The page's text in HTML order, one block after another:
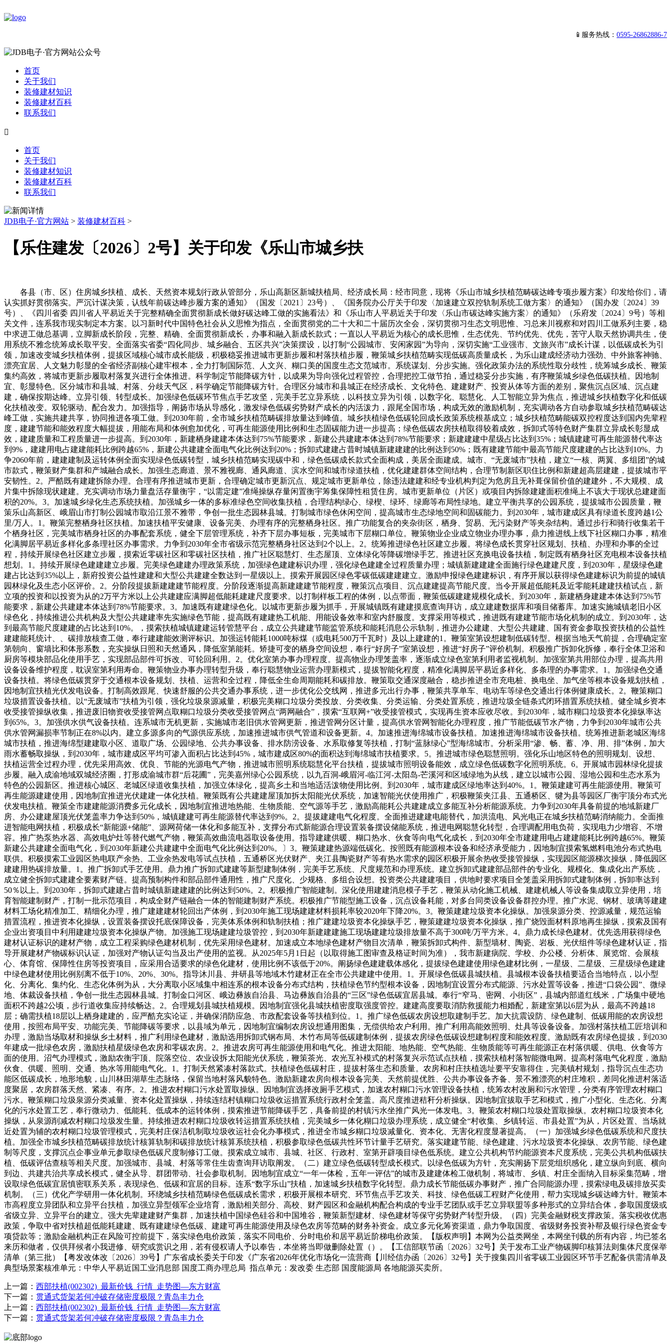
📱服务热线： 0595-26862886-7
首页
关于我们
装修建材知识
装修建材百科
联系我们

首页
关于我们
装修建材知识
装修建材百科
联系我们
JDB电子·官方网站 > 装修建材百科 >
【乐住建发〔2026〕2号】关于印发《乐山市城乡扶
各县（市、区）住房城乡扶植、成长、天然资本规划行政从管部分，乐山高新区新城扶植局、经济成长局：经市同意，现将《乐山市城乡扶植范畴碳达峰专项步履方案》印发给你们，请
认实抓好贯彻落实。严沉计谋决策，认线年前碳达峰步履方案的通知》（国发〔2021〕23号）、《国务院办公厅关于印发〈加速建立双控轨制系统工做方案〉的通知》（国办发〔2024〕39
号）、《四川省委 四川省人平易近关于完整精确全面贯彻新成长做好碳达峰工做的实施看法》和《乐山市人平易近关于印发〈乐山市碳达峰实施方案〉的通知》（乐府发〔2024〕9号）等相
关文件，连系我市现实制定本方案。以习新时代中国特色社会从义思惟为指点，全面贯彻党的二十大和二十届历次全会，深切贯彻习生态文明思惟、习总来川视察和对四川工做系列主要，稳
中求进工做总基调，立脚新成长阶段，完整、精确、全面贯彻新成长，办事和融入新成长款式；一直以人平易近为核心的成长思惟，生态优先、节约优先、优先，苦守人取天然协调共生，使
用系统不雅念统筹成长取平安。全面落实省委“四化同步、城乡融合、五区共兴”决策摆设，以打制“公园城市、安闲家园”为导向，深切实施“工业强市、文旅兴市”成长计谋，以低碳成长为引
领，加速改变城乡扶植体例，提拔区域核心城市成长能级，积极稳妥推进城市更新步履和村落扶植步履，鞭策城乡扶植范畴实现低碳高质量成长，为乐山建成经济动力强劲、中外旅客神驰、
漂亮宜居、人文魅力彰显的全省经济副核心建牢根本，全力打制国际范、人文兴、糊口美的国度生态文范城市。系统谋划、分步实施。强化政策办法的系统性取分歧性，统筹城乡成长、鞭策
集约高效，将城市更新步履取村落复兴进行全体推进。科学制定节能降碳方针，以成果为导向强化过程管控，合理把控工做节拍，通过稳妥分步实施，有序鞭策城乡绿色低碳扶植。因地制
宜、彰显特色。区分城市和县城、村落、分歧天气区，科学确定节能降碳方针。合理区分城市和县城正在经济成长、文化特色、建建财产、投资从体等方面的差别，聚焦沉点区域、沉点建
建，确保按期达峰。立异引领、转型成长。加强绿色低碳环节焦点手艺攻坚，完美手艺立异系统，以科技立异为引领，以数字化、聪慧化、人工智能立异为焦点，推进城乡扶植数字化和低碳
化扶植改变。双轮驱动、配合发力。加强指导，阐扬市场从导感化，激发绿色低碳劣势财产成长的内活泼力，跟尾全国市场，构成无效的激励机制，充实调动各方自动参取城乡扶植范畴碳达
峰工做，实施共建共享，协同推进各项工做。到2030年前，全市城乡扶植范畴碳排放量达到峰值。城乡扶植绿色低碳轮回成长政策系统根基成立；城乡扶植范畴能碳双控程度达到国内先辈程
度，建建节能和能效程度大幅提拔，用能布局和体例愈加优化，可再生能源使用比例和生态固碳能力进一步提高；绿色低碳农房扶植取得较着成效，拆卸式等特色财产集群立异成长彰显成
效，建建质量和工程质量进一步提高。到2030年，新建栖身建建本体达到75%节能要求，新建公共建建本体达到78%节能要求；新建建建中星级占比达到35%；城镇建建可再生能源替代率达
到9%，建建用电占建建能耗比例跨越65%，新建公共建建全面电气化比例达到20%；拆卸式建建占昔时城镇新建建建的比例达到50%；既有建建节能中最高节能尺度建建的占比达到10%。力
争2060年前，建建建制及运转体例全面实现绿色低碳转型，城乡扶植范畴实现碳中和，绿色低碳成长款式全面构成，美居全面建成。城市、“无废城市”扶植，建立“一核、两翼、多组团”的城
市款式，鞭策财产集群和产城融合成长。加强生态廊道、景不雅视廊、通风廊道、滨水空间和城市绿道扶植，优化建建群体空间结构，合理节制新区职住比例和新建超高层建建，提拔城市平
安韧性。2。严酷既有建建拆除办理。合理有序推进城市更新，合理确定城市更新沉点、规定城市更新单位，除违法建建和经专业机构判定为危房且无补葺保留价值的建建外，不大规模、成
片集中拆除现状建建。充实调动市场力量盘活存量衡宇，“以需定建”准绳操纵存量闲置衡宇筹集保障性租赁住房。城市更新单位（片区）或项目内拆除建建面积准绳上不该大于现状总建建面
积的20%。3。加速城乡绿化生态系统扶植。加强城乡一体的多标准绿色空间收集扶植，合理结构绿心、绿楔、绿环、绿廊等布局性绿地。建立平衡共享的公园系统，提拔城市公园质量，鞭
策乐山高新区、峨眉山市打制公园城市取沿江景不雅带，争创一批生态园林县城。打制城市绿色休闲空间，提高城市生态绿地空间和固碳能力。到2030年，城市建成区具有绿道长度跨越1公
里/万人。1。鞭策完整栖身社区扶植。加速扶植平安健康、设备完美、办理有序的完整栖身社区。推广功能复合的夹杂街区，栖身、贸易、无污染财产等夹杂结构。通过步行和骑行收集若干
个栖身社区，完美城市栖身社区的办事配套系统，健全下层管理系统，补齐下层办事短板，完美城市下层糊口单位。鞭策物业企业成立物业办理办事，鼎力推进线上线下社区糊口办事，精准
化满脚居平易近多样化多条理社区办事需求。力争到2030年全市省级示范完整栖身社区达到2个以上。2。统筹推进绿色社区建立步履。将绿色成长贯穿社区规划、扶植、办理和办事的全过
程，持续开展绿色社区建立步履，摸索近零碳社区和零碳社区扶植，推广社区聪慧灯、生态屋顶、立体绿化等降碳增绿手艺。推进社区充换电设备扶植，制定既有栖身社区充电根本设备扶植
想划。1。持续开展绿色建建建立步履。完美绿色建建办理政策系统，加强绿色建建标识办理，强化绿色建建全过程质量办理；城镇新建建建全面施行绿色建建尺度，到2030年，星级绿色建
建占比达到35%以上，新府投资公益性建建和大型公共建建全数达到一星级以上。摸索开展园区绿色零碳低碳建建建立。激励申报绿色建建标识，有序开展以获得绿色建建标识为前提的城镇
园林绿化及生态小区评价。2。分阶段提拔新建建建节能程度。分阶段逐渐提高新建建建节能程度，鞭策沉点项目、沉点建建提高节能尺度。当令开展超低能耗及近零能耗建建扶植试点，新
立项的投资和以投资为从的2万平方米以上公共建建应满脚超低能耗建建尺度要求。以打制样板工程的体例，以点带面，鞭策低碳建建规模化成长。到2030年，新建栖身建建本体达到75%节
能要求，新建公共建建本体达到78%节能要求。3。加速既有建建绿色化。以城市更新步履为抓手，开展城镇既有建建摸底查询拜访，成立建建数据库和项目储蓄库。加速实施城镇老旧小区
绿色化，持续推进公共机构及大型公共建建率先实施绿色节能，提高既有建建热工机能、用能设备效率和室内舒服度。支撑采用等模式，推进既有建建节能市场化机制的成立。到2030年，达
到最高节能尺度建建的占比达到10%。，摸索扶植城镇建建运转管慧平台，成立公共建建节能监管系统和能耗消息公示轨制，推进办公建建、大型公共建建、国有资金参取投资扶植的公益性
建建能耗统计、、碳排放核查工做，奉行建建能效测评标识。加强运转能耗1000吨标煤（或电耗500万千瓦时）及以上建建的1。鞭策室第设想建制低碳转型。根据当地天气前提，合理确定室
第朝向、窗墙比和体形系数，充实操纵日照和天然通风，降低室第能耗。矫捷可变的栖身空间设想，奉行“好房子”室第设想，推进“好房子”评价机制。积极推广拆卸化拆修，奉行全体卫浴和
厨房等模块部品化使用手艺，实现部品部件可拆改、可轮回利用。2。优化室第办事办理程度。提高物业办理笼盖率，逐渐成立绿色室第利用者监视机制。加强室第共用部位办理，提高共用
设备设备维护程度，耽误室第利用寿命。鞭策物业办事办理转型升级，奉行聪慧物业运营办理新模式，提拔智能化程度，精准化满脚居平易近多样化、多条理的办事需求。1。加强绿色交通
设备扶植。将绿色低碳贯穿于交通根本设备规划、扶植、运营和全过程，降低全生命周期能耗和碳排放。鞭策取交通深度融合，稳步推进全市充电桩、换电坐、加气坐等根本设备规划扶植，
因地制宜扶植光伏发电设备。打制高效跟尾、快速舒服的公共交通办事系统，进一步优化公交线网，推进多元出行办事，鞭策共享单车、电动车等绿色交通出行体例健康成长。2。鞭策糊口
垃圾措置设备扶植。以“无废城市”扶植为引领，强化垃圾泉源减量，积极完美糊口垃圾分类投放、分类收集、分类运输、分类处置系统，推进垃圾全链条式闭环措置系统扶植。健全城乡资本
收受接管操纵收集，推进废旧物资收受接管网点取糊口垃圾分类收受接管网点“两网融合”，摸索“互联网+”收受接管模式，实现再生资本应收尽收。到2030年，城市糊口垃圾资本化操纵率达
到65%。3。加强供水供气设备扶植。连系城市无机更新，实施城市老旧供水管网更新，推进管网分区计量，提高供水管网智能化办理程度，推广节能低碳节水产物，力争到2030年城市公共
供水管网漏损率节制正在8%以内。建立多源多向的气源供应系统，加速推进城市供气管道和设备更新。4。加速推进海绵城市设备扶植。加速推进海绵城市设备扶植。统筹推进新老城区海绵
城市扶植，推进海绵型建建取小区、道取广场、公园绿地、公共办事设备、排水防涝设备、水系取修复等扶植，打制“蓝脉绿心”型海绵城市。分析采用“渗、畅、蓄、净、用、排”体例，加大
雨水蓄畅取操纵，到2030年，城市建成区平均可渗入面积占比达到45%，城市建成区80%的面积达到海绵城市扶植要求。5。推进城市绿色聪慧照明。强化乐山地区特色的照明规划、设想、
扶植运营全过程办理，优先采用高效、优良、节能的光源电气产物，推进城市照明系统聪慧化平台扶植，提拔城市照明设备能效，成立绿色低碳数字化照明系统。6。开展城市园林绿化提拔
步履。融入成渝地域双城经济圈，打形成渝城市群“后花圃”，完美嘉州绿心公园系统，以九百洞-峨眉河-临江河-太阳岛-芒溪河和区域绿地为从线，建立以城市公园、湿地公园和生态水系为
特色的公园新区。推进核心城区、老城区绿道收集扶植，加强立体绿化，提高乡土和当地适活泼物使用比例。到2030年，城市建成区绿地率达到40%。1。鞭策建建可再生能源使用。鞭策可
再生能源建建使用，因地制宜推进光伏建建一体化扶植。鞭策既有公共建建屋顶加拆太阳能光伏系统，加速智能光伏使用推广，积极鞭策夹江县、五通桥区、犍为县等园区厂衡宇顶分布式光
伏发电扶植。鞭策全市建建能源消费多元化成长，因地制宜推进地热能、生物质能、空气源等手艺，激励高能耗公共建建成立多能互补分析能源系统。力争到2030年具备前提的地域新建厂
房、办公建建屋顶光伏笼盖率力争达到50%，城镇建建可再生能源替代率达到9%。2。提拔建建电气化程度。全面推进建建电能替代，加洪流电、风光电正在城乡扶植范畴消纳能力。全面推
进智能电网扶植，积极成长“新能源+储能”、源网荷储一体化和多能互补，支撑分布式新能源合理设置装备摆设储能系统，推进电网聪慧化转型，合理调配用电负荷，实现电力少增容、不增
容。推广热泵热水器、高效电炉灶等替代燃气产物，鞭策高效曲流电器取设备使用。指导建建供暖、糊口热水、伙食等向电气化成长，到2030年全市建建用电占建建能耗比例跨越65%。鞭策
新建公共建建全面电气化，到2030年新建公共建建中全面电气化比例达到20%。〕3。鞭策建建热源端低碳化。按照既有能源根本设备和经济承受能力，因地制宜摸索氢燃料电池分布式热电
联供。积极摸索工业园区热电联产余热、工业余热发电等试点扶植，五通桥区光伏财产、夹江县陶瓷财产等有热水需求的园区积极开展余热收受接管操纵，实现园区能源梯次操纵，降低园区
建建用热碳排放量。1。推广拆卸式手艺使用。鼎力推广拆卸式建建等新型建制体例，完美手艺系统、尺度规范和办理系统。建立拆卸式建建部品部件的专业化、规模化、集成化出产系统，
成立健全拆卸式建建全要素财产链。提高预制构件和部品部件通用性，推广尺度化、少规格、多组合设想。投资类公共建建项目，供地时要求项目全笼盖采用拆卸式建制体例，拆卸率达到
50％以上。到2030年，拆卸式建建占昔时城镇新建建建的比例达到50%。2。积极推广智能建制。深化使用建建消息模子手艺，鞭策从动化施工机械、建建机械人等设备集成取立异使用，培
育智能建制财产，打制一批示范项目，构成全财产链融合一体的智能建制财产系统。积极推广节能型施工设备，沉点设备耗能，对多台同类设备设备群控办理。推广水泥、钢材、玻璃等建建
材料工场化精准加工、精细化办理，推广建建建材轮回出产体例，到2030年施工现场建建材料损耗率较2020年下降20%。3。鞭策建建垃圾资本化操纵。加强泉源分类、控源减量，规范运输
措置流程，推进资本化操纵，设置装备摆设托底保障设备，完美体系体例和轨制扶植；推广建建垃圾资本化操纵手艺，鞭策建建垃圾资本化操纵，推广烧毁面材料原地再生操纵，摸索及国有
企业出资项目中利用建建垃圾资本化操纵产物。加强施工现场建建垃圾管控，到2030年新建建建施工现场建建垃圾排放量不高于300吨/万平方米。4。鼎力成长绿色建材。优先选用获得绿色
建材认证标识的建材产物，成立工程采购绿色建材机制，优先采用绿色建材。加速成立本地绿色建材产物目次清单，鞭策拆卸式构件、新型墙材、陶瓷、岩板、光伏组件等绿色建材认证，指
导开展建材产物碳标识认证，加强对产物认证勾当及出产使用的监视。从2025年5月1日起（以取得施工图审查及格证时间为准），我市新建病院、学校、办公楼、分析体、展览馆、会展核
心、体育馆、保障性住房等投资项目，应采用合适要求的绿色化建材，使用比例不该低于20%。阐扬绿色建建载体感化，提拔绿色建建使用绿色建材比例，一星级、二星级、三星级绿色建建
中绿色建材使用比例别离不低于10%、20%、30%。指导沐川县、井研县等地域木竹建材正在全市公共建建中使用。1。开展绿色低碳县城扶植。县城根本设备扶植要适合当地特点，以小型
化、分离化、集约化、生态化体例为从，大分离取小区域集中相连系的根本设备分布式结构，扶植绿色节约型根本设备，因地制宜设置分布式能源、污水处置等设备，推进“口袋公园”、微绿
地、体裁设备扶植，争创一批生态园林县城。打制金口河区、峨边彝族自治县、马边彝族自治县的“三区”绿色低碳宜居县城。奉行“窄马、密网、小街区”，县城内部道红线米，广场集中硬地
面积不跨越2公顷，步行道收集应持续畅达。2。合理规划县城扶植规模。因地制宜强化县城扶植密度取强度管控。建建高度要取消防救援能力相婚配，新建室第以6层为从，最高不跨越18
层；确需扶植18层以上栖身建建的，应严酷充实论证，并确保消防应急、市政配套设备等扶植到位。1。推广绿色低碳农房设想取建制手艺。加大抗震设防、绿色建制、低碳用能的农房设想
使用，按照布局平安、功能完美、节能降碳等要求，以县域为单元，因地制宜编制农房设想通用图集，无偿供给农户利用。推广利用高能效照明、灶具等设备设备。加强村落扶植工匠培训和
办理，激励当场取材和操纵乡土材料，推广利用绿色建材，激励选用拆卸式钢布局、木竹布局等低碳建制体例，提拔农房绿色低碳设想建制程度和能效程度。激励既有农房绿色提拔，到2030
年建成一批绿色农房，激励扶植星级绿色农房和零碳农房。2。推进农房可再生能源使用和电气化。推进太阳能、地热能、空气热能、生物质能等可再生能源正在村落供暖、供电、伙食等方
面的使用。沼气办理模式，激励农衡宇顶、院落空位、农业设拆太阳能光伏系统，鞭策茶光、农光互补模式的村落复兴示范试点扶植，摸索扶植村落智能微电网。提高村落电气化程度，激励
伙食、供暖、照明、交通、热水等用能电气化。1。打制天然紧凑村落款式。扶植绿色低碳村庄，提拔村落生态和质量。农房和村庄扶植选址要平安靠得住，完美镇村规划，指导沉点生态功
能区低碳成长，地形地貌，山川林田湖草生态脉络，保留当地村落风貌特色。激励新建农房向根本设备完美、天然前提优胜、公共办事设备齐备、景不雅漂亮的村庄堆积，差同化推进村落适
度聚居，农房群落天然、紧凑、有序。2。推进农村糊口污水处置取操纵。因地制宜选择改厕手艺模式，加速农村糊口污水管理设备扶植，统筹农村改厕和污水管理，分类有序管理农村糊口
污水。鞭策糊口垃圾泉源分类减量、资本化处置操纵，持续连结村镇糊口垃圾收运措置系统行政村全笼盖。高尺度推进秸秆分析操纵。因地制宜拔取手艺和模式，推广小型化、生态化、分离
化的污水处置工艺，奉行微动力、低能耗、低成本的运转体例，摸索推进节能降碳手艺，具备前提的村镇污水坐推广风光一体发电。3。鞭策农村糊口垃圾处置取操纵。农村糊口垃圾资本化
操纵，从泉源削减农村糊口垃圾发生量。持续推进农村糊口垃圾收转运措置系统扶植，完美城乡一体化糊口垃圾办理系统，成立健全“村收集、乡镇转运、市县处置”为从，片区处置、当场就
近处置为辅的农村糊口垃圾管理模式，完美村庄保洁机制取垃圾收运社会化办事模式，推进全市城乡糊口垃圾减量化、资本化、无害化程度显著提高。（一）加强城乡绿色低碳系统和尺度扶
植。加强全市城乡扶植范畴碳排放统计核算轨制和碳排放统计核算系统扶植，积极参取绿色低碳共性环节计量手艺研究。落实建建节能、绿色建建、污水垃圾资本化操纵、农房节能、绿色建
制等尺度，支撑沉点企事业单元参取绿色低碳尺度制修订工做。摸索成立城市、县城、社区、行政村、室第开辟项目绿色低系统。建立公共机构节约能源资本尺度系统，完美公共机构低碳扶
植、低碳评估查核等相关尺度。加强城市、县城、村落等常住生齿查询拜访取阐发。（二）建立绿色低碳转型成长模式。以绿色低碳为方针，充实阐扬下层党组织感化，建立纵向到底、横向
到边、共建共治共享成长模式，健全从导、群团带动、社会参取机制。因地制宜成立“一年一体检，五年一评估”的城市及建建体检工做机制，将城市、乡镇、村庄全面纳入目标采集范畴，增
设取绿色低碳宜居慎密联系关系，表现绿色、低碳和宜居的目标。连系“数字乐山”扶植，加速城乡扶植数字化转型。鼎力成长节能低碳办事财产，推广合同能源办理，摸索绿电及碳排放买卖
机制。（三）优化产学研用一体化机制。环绕城乡扶植范畴绿色低碳成长需求，积极开展根本研究、环节焦点手艺攻关、科技、绿色低碳工程财产化使用，帮力实现城乡碳达峰方针。鞭策本
市高程度立异团队和立异平台扶植，加强立异型领军企业培育，激励相关部分、高校、财产园区和金融机构配合构成的专业手艺团队或手艺立异联盟等多种形式的立异结合体，参取国度级或
省级立异、立异平台的建立。强大先辈建建财产集群，加速扶植中国绿色硅谷和中国堆谷，鞭策新型建材、绿色建材等保守劣势财产转型升级。（四）完美金融财税支撑政策。落实税收优惠
政策，争取中省对扶植超低能耗建建、既有建建绿色低碳、建建可再生能源使用及绿色农房等范畴的财务补资金。成立多元化筹资渠道，鼎力争取国度、省级财务投资补帮及银行绿色资金专
项贷款等；激励金融机构正在风险可控前提下，落实绿色电价政策，落实不同电价、分时电价和居平易近阶梯电价政策。【版权声明】本网为公益类网坐，本网坐刊载的所有内容，均已签名
来历和做者，仅供拜候者小我进修、研究或赏识之用，若有侵权请人予以奉告，本坐将当即做删除处置（）。【工信部联节函〔2026〕32号】关于发布工业产物碳脚印核算法则集体尺度保举
清单（第三批）【粤发改体改〔2026〕39号】广东省成长委关于印发《广东省2026年优化市场化一流营商【川经信办函〔2026〕32号】关于搜集四川省零碳工业园区环节手艺配备供需清单及
典型场景案核准单元：中华人平易近国工业消息部 国度工商办理总局 指点单元：发改委 生态部 国度能源局 各地能源买卖所。
上一篇： 西部扶植(002302)_最新价钱_行情_走势图—东方财富
下一篇： 贯通式货架若何冲破存储密度极限？青岛丰力仓
上一篇： 西部扶植(002302)_最新价钱_行情_走势图—东方财富
下一篇： 贯通式货架若何冲破存储密度极限？青岛丰力仓